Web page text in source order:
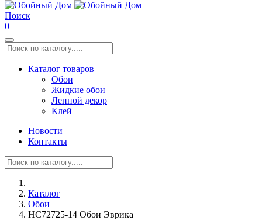
Поиск
0
Каталог товаров
Обои
Жидкие обои
Лепной декор
Клей
Новости
Контакты
Каталог
Обои
HC72725-14 Обои Эврика